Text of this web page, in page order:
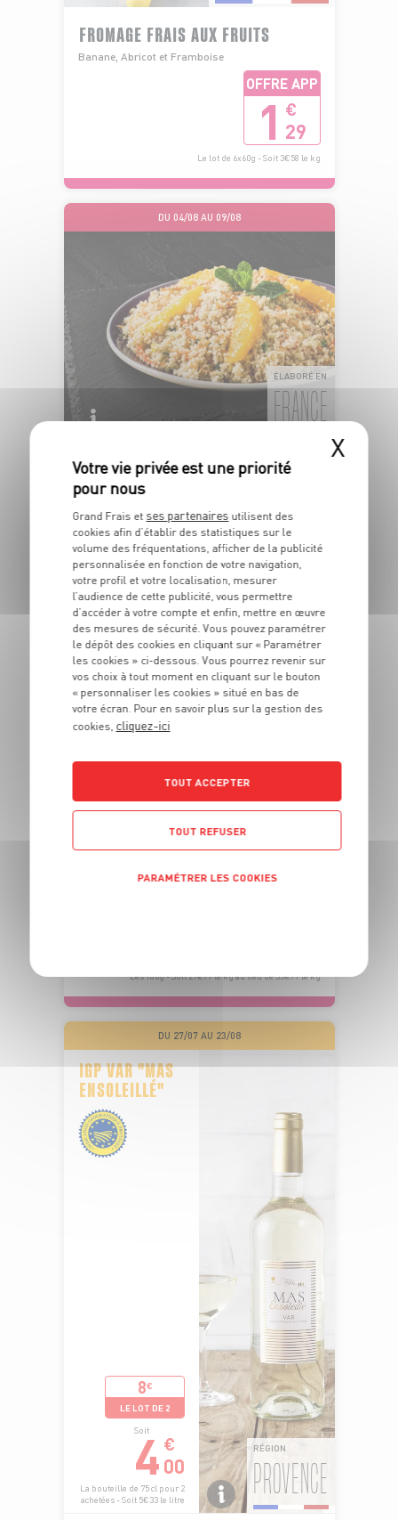
FROMAGE FRAIS AUX FRUITS
Banane, Abricot et Framboise
OFFRE APP
1 €
29
Le lot de 6x60g - Soit 3€58 le kg
DU 04/08 AU 09/08
ÉLABORÉ EN
FRANCE
TABOULÉ AUX AGRUMES
Semoule de blé dur et fruits
159
Les 100g - Soit 15€90 le kg
DU 04/08 AU 10/08
OCÉAN PACIFIQUE
Barquette de poids variable
Les 180g - Soit 27€99 le kg au lieu de 35€99 le kg
DU 27/07 AU 23/08
IGP VAR "MAS
ENSOLEILLÉ"
8€
LE LOT DE 2
Soit
4 €
00
La bouteille de 75 cl pour 2
achetées - Soit 5€33 le litre
RÉGION
PROVENCE
X
Grand Frais et ses partenaires utilisent des
cookies afin d’établir des statistiques sur le
volume des fréquentations, afficher de la publicité
personnalisée en fonction de votre navigation,
votre profil et votre localisation, mesurer
l’audience de cette publicité, vous permettre
d’accéder à votre compte et enfin, mettre en œuvre
des mesures de sécurité. Vous pouvez paramétrer
le dépôt des cookies en cliquant sur « Paramétrer
les cookies » ci-dessous. Vous pourrez revenir sur
vos choix à tout moment en cliquant sur le bouton
« personnaliser les cookies » situé en bas de
votre écran. Pour en savoir plus sur la gestion des
cookies, cliquez-ici
TOUT ACCEPTER
TOUT REFUSER
PARAMÉTRER LES COOKIES